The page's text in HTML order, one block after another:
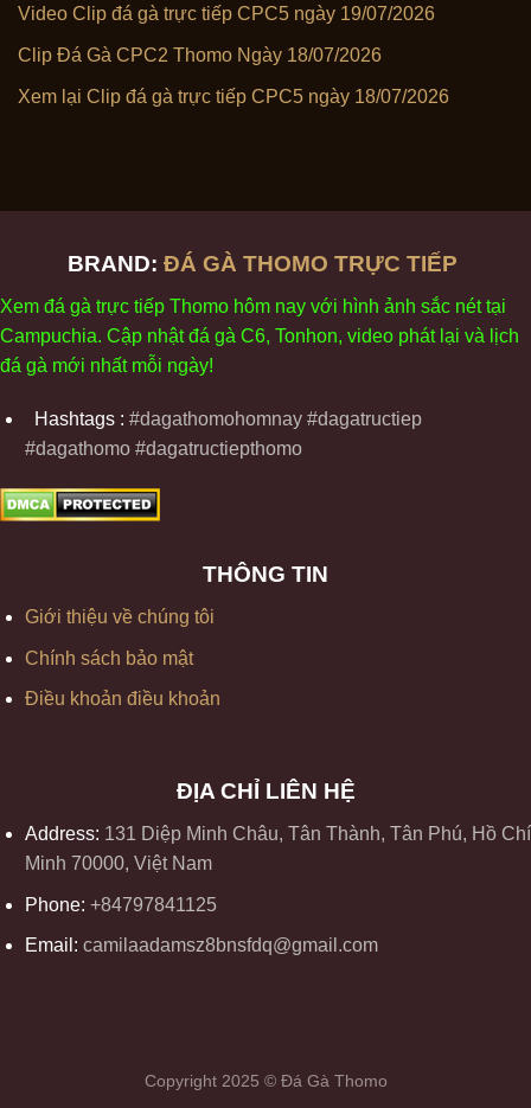
Video Clip đá gà trực tiếp CPC5 ngày 19/07/2026
Clip Đá Gà CPC2 Thomo Ngày 18/07/2026
Xem lại Clip đá gà trực tiếp CPC5 ngày 18/07/2026
BRAND: ĐÁ GÀ THOMO TRỰC TIẾP
Xem đá gà trực tiếp Thomo hôm nay với hình ảnh sắc néttại
Campuchia. Cập nhậtđá gà C6, Tonhon, video phátl ại và ịch
đá gà mới nhất mỗi ngày!
Hashtags : #dagathomohomnay #dagatructiep
#dagathomo #dagatructiepthomo
THÔNG TIN
Giới thiệu về chúng tôi
Chính sách bảo mật
Điều khoản điều khoản
ĐỊA CHỈ LIÊN HỆ
Address: 131 Diệp Minh Châu, Tân Thành, Tân Phú, Hồ Chí
Minh 70000, Việt Nam
Phone: +84797841125
Email: camilaadamsz8bnsfdq@gmail.com
Copyright 2025 © Đá Gà Thomo